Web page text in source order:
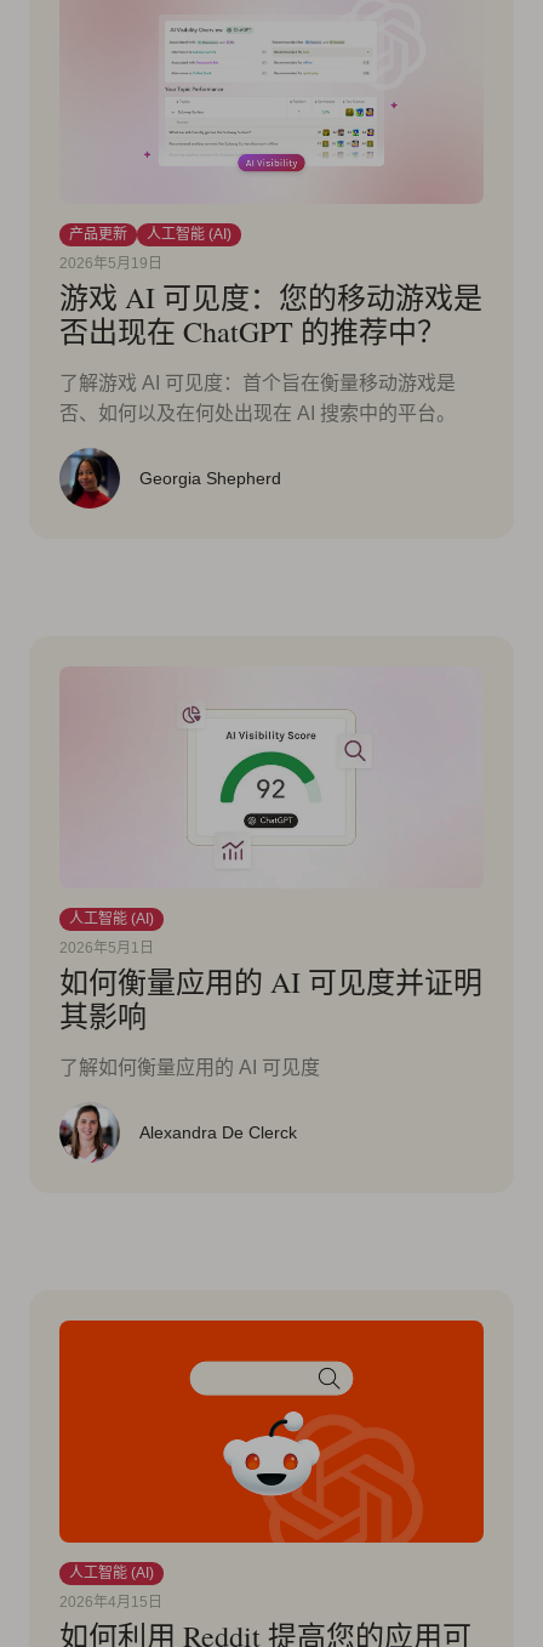
产品更新
人工智能 (AI)
2026年5月19日
游戏 AI 可见度：您的移动游戏是
否出现在 ChatGPT 的推荐中？
了解游戏 AI 可见度：首个旨在衡量移动游戏是
否、如何以及在何处出现在 AI 搜索中的平台。
Georgia Shepherd
人工智能 (AI)
2026年5月1日
如何衡量应用的 AI 可见度并证明
其影响
了解如何衡量应用的 AI 可见度
Alexandra De Clerck
人工智能 (AI)
2026年4月15日
如何利用 Reddit 提高您的应用可